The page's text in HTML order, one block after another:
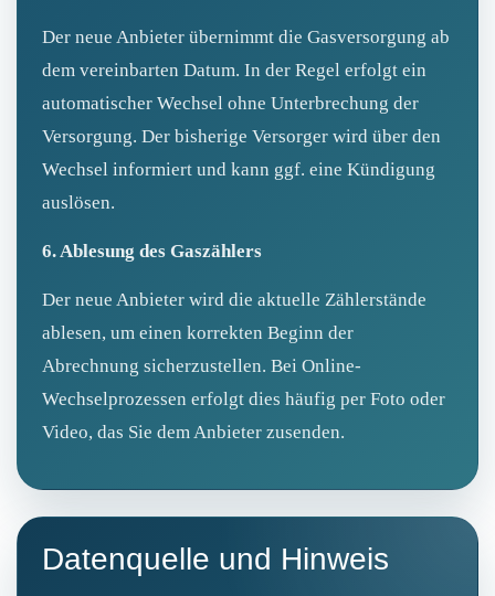
Der neue Anbieter übernimmt die Gasversorgung ab
dem vereinbarten Datum. In der Regel erfolgt ein
automatischer Wechsel ohne Unterbrechung der
Versorgung. Der bisherige Versorger wird über den
Wechsel informiert und kann ggf. eine Kündigung
auslösen.
6. Ablesung des Gaszählers
Der neue Anbieter wird die aktuelle Zählerstände
ablesen, um einen korrekten Beginn der
Abrechnung sicherzustellen. Bei Online-
Wechselprozessen erfolgt dies häufig per Foto oder
Video, das Sie dem Anbieter zusenden.
Datenquelle und Hinweis